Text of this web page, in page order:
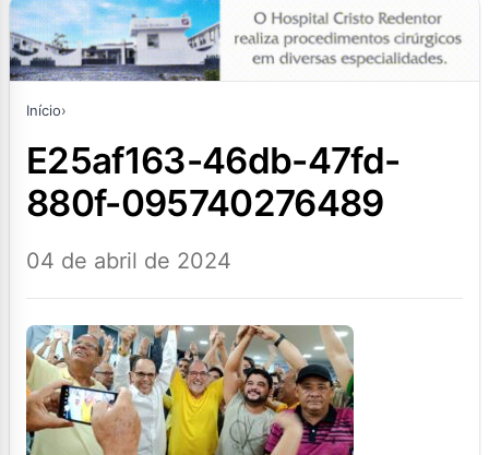
Início›
e25af163-46db-47fd-
880f-095740276489
04 de abril de 2024